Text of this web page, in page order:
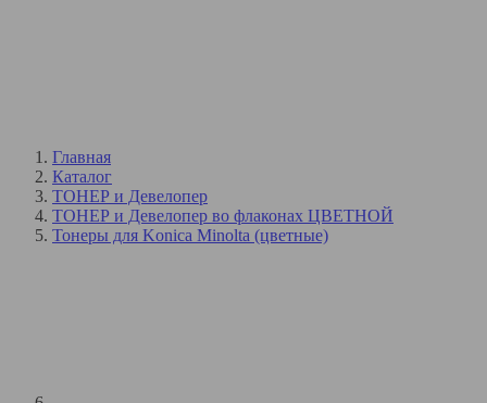
Главная
Каталог
ТОНЕР и Девелопер
ТОНЕР и Девелопер во флаконах ЦВЕТНОЙ
Тонеры для Konica Minolta (цветные)